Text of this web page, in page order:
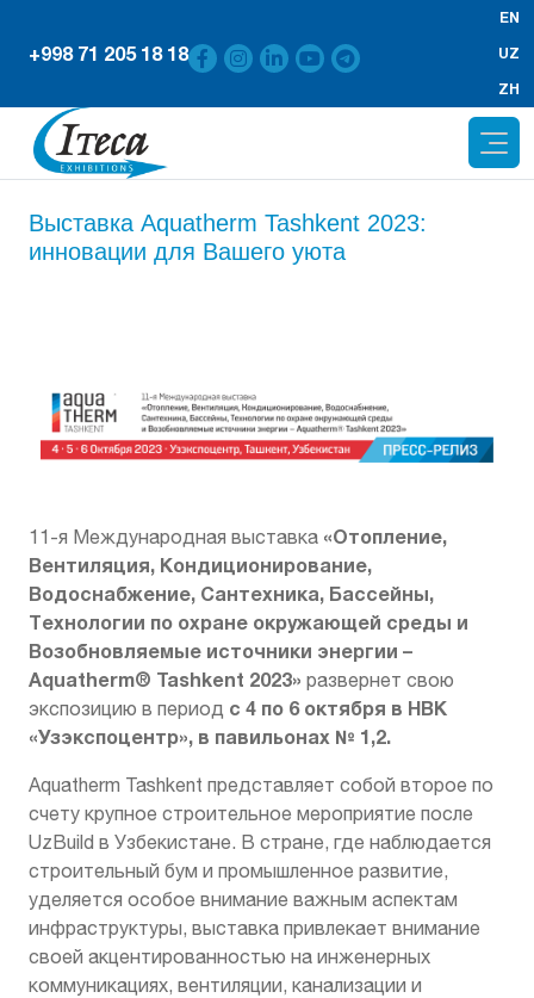
+998 71 205 18 18
EN
UZ
ZH
Выставка Aquatherm Tashkent 2023:
инновации для Вашего уюта
11-я Международная выставка «Отопление,
Вентиляция, Кондиционирование,
Водоснабжение, Сантехника, Бассейны,
Технологии по охране окружающей среды и
Возобновляемые источники энергии –
Aquatherm® Tashkent 2023» развернет свою
экспозицию в период с 4 по 6 октября в НВК
«Узэкспоцентр», в павильонах № 1,2.
Aquatherm Tashkent представляет собой второе по
счету крупное строительное мероприятие после
UzBuild в Узбекистане. В стране, где наблюдается
строительный бум и промышленное развитие,
уделяется особое внимание важным аспектам
инфраструктуры, выставка привлекает внимание
своей акцентированностью на инженерных
коммуникациях, вентиляции, канализации и